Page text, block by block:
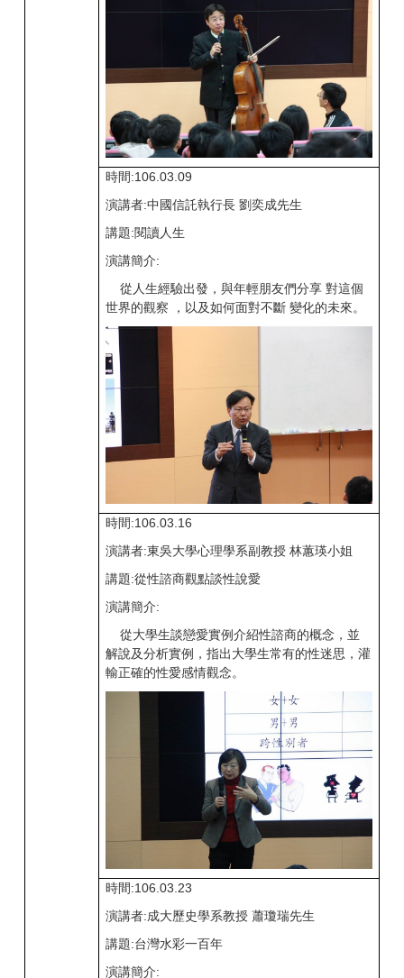
時間:106.03.09
演講者:中國信託執行長 劉奕成先生
講題:閱讀人生
演講簡介:
從人生經驗出發，與年輕朋友們分享 對這個
世界的觀察 ，以及如何面對不斷 變化的未來。
時間:106.03.16
演講者:東吳大學心理學系副教授 林蕙瑛小姐
講題:從性諮商觀點談性說愛
演講簡介:
從大學生談戀愛實例介紹性諮商的概念，並
解說及分析實例，指出大學生常有的性迷思，灌
輸正確的性愛感情觀念。
時間:106.03.23
演講者:成大歷史學系教授 蕭瓊瑞先生
講題:台灣水彩一百年
演講簡介: